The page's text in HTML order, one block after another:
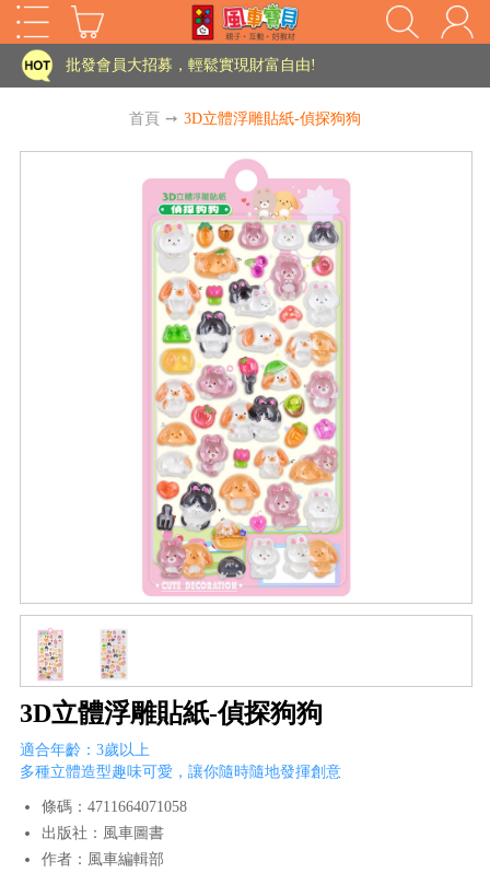
批發會員大招募，輕鬆實現財富自由!
老師您好!!幼教會員火熱招募中~
海外購物免煩惱！點我查看『海外購物流程說明』
批發會員大招募，輕鬆實現財富自由!
老師您好!!幼教會員火熱招募中~
海外購物免煩惱！點我查看『海外購物流程說明』
首頁 ➙ 3D立體浮雕貼紙-偵探狗狗
3D立體浮雕貼紙-偵探狗狗
適合年齡：3歲以上
多種立體造型趣味可愛，讓你隨時隨地發揮創意
條碼：4711664071058
出版社：風車圖書
作者：風車編輯部